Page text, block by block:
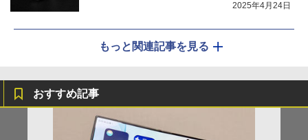
2025年4月24日
もっと関連記事を見る
おすすめ記事